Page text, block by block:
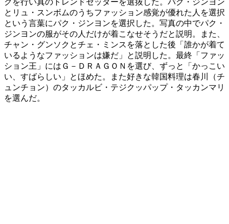
とリュ・スンボムのうちファッション感覚が優れた人を選択
という言葉にパク・ジンヨンを選択した。写真の中でパク・
ジンヨンの服がその人だけが着こなせそうだと説明。また、
チャン・グンソクとチェ・ミンスを落とした後「誰かが着て
いるようなファッションは嫌だ」と説明した。最終「ファッ
ション王」にはＧ－ＤＲＡＧＯＮを選び、ずっと「かっこい
い、すばらしい」とほめた。また好きな韓国料理は春川（チ
ュンチョン）のタッカルビ・テジクッパップ・タッカンマリ
を選んだ。